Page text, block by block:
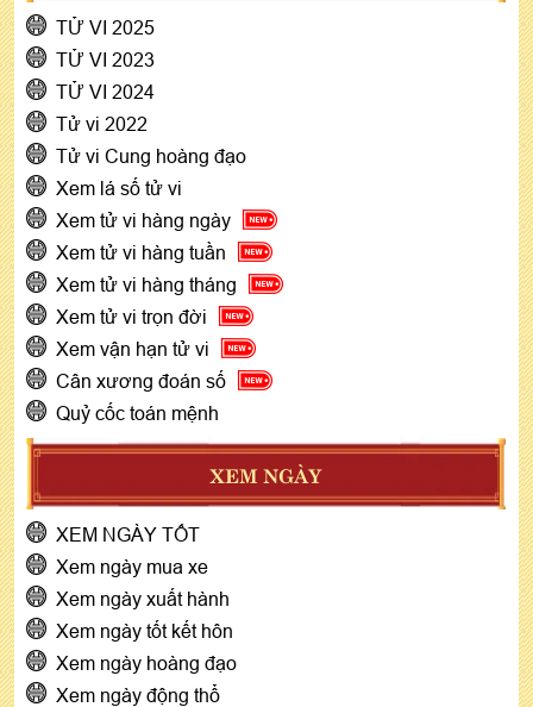
TỬ VI 2025
TỬ VI 2023
TỬ VI 2024
Tử vi 2022
Tử vi Cung hoàng đạo
Xem lá số tử vi
Xem tử vi hàng ngày
Xem tử vi hàng tuần
Xem tử vi hàng tháng
Xem tử vi trọn đời
Xem vận hạn tử vi
Cân xương đoán số
Quỷ cốc toán mệnh
XEM NGÀY
XEM NGÀY TỐT
Xem ngày mua xe
Xem ngày xuất hành
Xem ngày tốt kết hôn
Xem ngày hoàng đạo
Xem ngày động thổ